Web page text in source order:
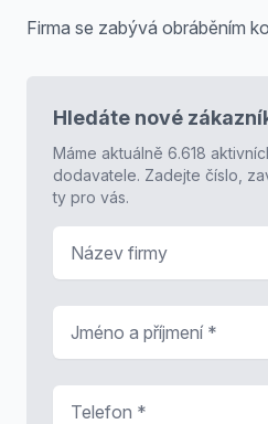
Firma se zabývá obráběním
Hledáte nové
Máme aktuálně 6.618
dodavatele. Zadejte číslo,
ty pro vás.